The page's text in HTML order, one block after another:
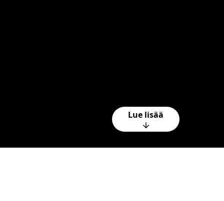
Lue lisää